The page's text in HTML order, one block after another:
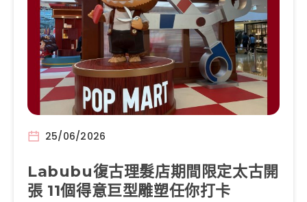
25/06/2026
Labubu復古理髮店期間限定太古開
張 11個得意巨型雕塑任你打卡